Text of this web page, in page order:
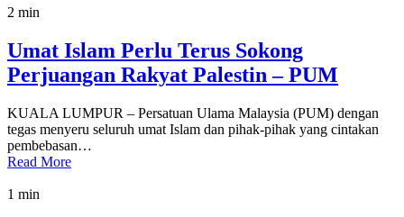
2 min
Umat Islam Perlu Terus Sokong
Perjuangan Rakyat Palestin – PUM
KUALA LUMPUR – Persatuan Ulama Malaysia (PUM) dengan
tegas menyeru seluruh umat Islam dan pihak-pihak yang cintakan
pembebasan…
Read More
1 min